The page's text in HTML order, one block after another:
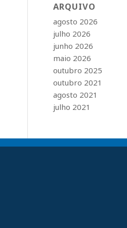
ARQUIVO
agosto 2026
julho 2026
junho 2026
maio 2026
outubro 2025
outubro 2021
agosto 2021
julho 2021